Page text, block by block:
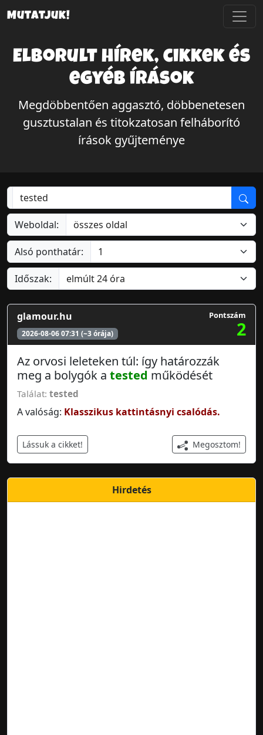
Mutatjuk!
Elborult hírek, cikkek és
egyéb írások
Megdöbbentően aggasztó, döbbenetesen
gusztustalan és titokzatosan felháborító
írások gyűjteménye
Weboldal:
Alsó ponthatár:
Időszak:
glamour.hu
2026-08-06 07:31 (~3 órája)
Pontszám
2
Az orvosi leleteken túl: így határozzák
meg a bolygók a tested működését
Találat: tested
A valóság: Klasszikus kattintásnyi csalódás.
Lássuk a cikket! Megosztom!
Hirdetés